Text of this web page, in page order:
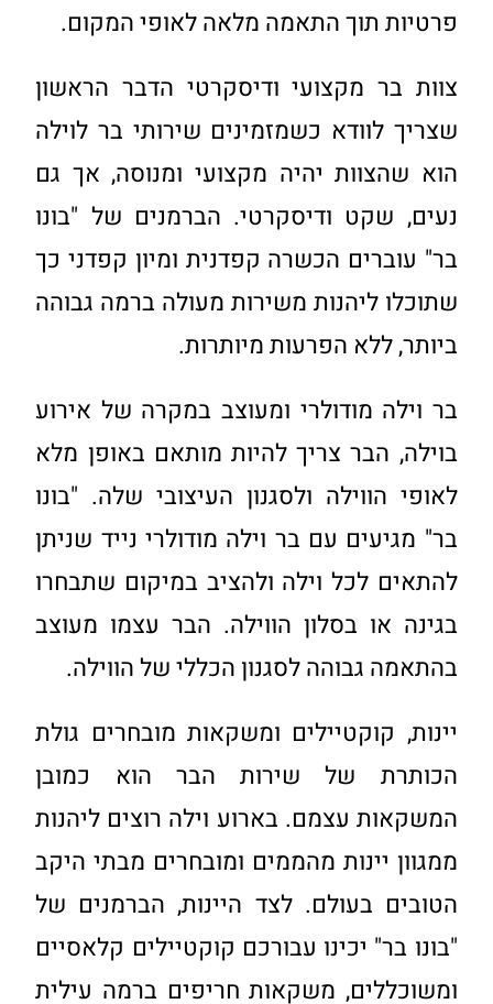
פרטיות תוך התאמה מלאה לאופי המקום.
צוות בר מקצועי ודיסקרטי הדבר הראשון
שצריך לוודא כשמזמינים שירותי בר לוילה
הוא שהצוות יהיה מקצועי ומנוסה, אך גם
נעים, שקט ודיסקרטי. הברמנים של "בונו
בר" עוברים הכשרה קפדנית ומיון קפדני כך
שתוכלו ליהנות משירות מעולה ברמה גבוהה
ביותר, ללא הפרעות מיותרות.
בר וילה מודולרי ומעוצב במקרה של אירוע
בוילה, הבר צריך להיות מותאם באופן מלא
לאופי הווילה ולסגנון העיצובי שלה. "בונו
בר" מגיעים עם בר וילה מודולרי נייד שניתן
להתאים לכל וילה ולהציב במיקום שתבחרו
בגינה או בסלון הווילה. הבר עצמו מעוצב
בהתאמה גבוהה לסגנון הכללי של הווילה.
יינות, קוקטיילים ומשקאות מובחרים גולת
הכותרת של שירות הבר הוא כמובן
המשקאות עצמם. בארוע וילה רוצים ליהנות
ממגוון יינות מהממים ומובחרים מבתי היקב
הטובים בעולם. לצד היינות, הברמנים של
"בונו בר" יכינו עבורכם קוקטיילים קלאסיים
ומשוכללים, משקאות חריפים ברמה עילית